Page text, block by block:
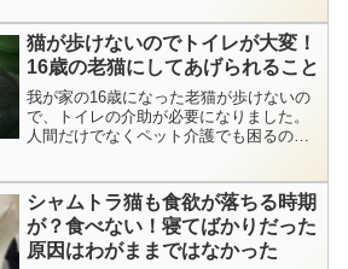
ンク (adsbygo...
猫が歩けないのでトイレが大変！
16歳の老猫にしてあげられること
我が家の16歳になった老猫が歩けないの
で、トイレの介助が必要になりました。
人間だけでなくペット介護でも困るのは
window.adsbygoogle || ...
シャムトラ猫も食欲が落ちる時期
が？食べない！寝てばかりだった
原因はわがままではなかった